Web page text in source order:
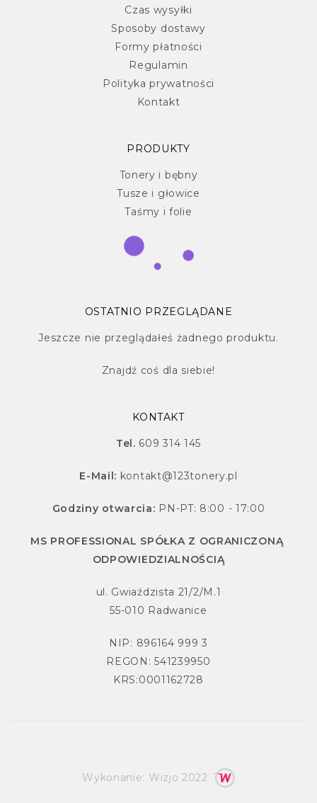
Czas wysyłki
Sposoby dostawy
Formy płatności
Regulamin
Polityka prywatności
Kontakt
PRODUKTY
Tonery i bębny
Tusze i głowice
Taśmy i folie
OSTATNIO PRZEGLĄDANE
Jeszcze nie przeglądałeś żadnego produktu.
Znajdź coś dla siebie!
KONTAKT
Tel. 609 314 145
E-Mail: kontakt@123tonery.pl
Godziny otwarcia: PN-PT: 8:00 - 17:00
MS PROFESSIONAL SPÓŁKA Z OGRANICZONĄ
ODPOWIEDZIALNOŚCIĄ
ul. Gwiaździsta 21/2/M.1
55-010 Radwanice
NIP: 896164 999 3
REGON: 541239950
KRS:0001162728
Wykonanie: Wizjo 2022